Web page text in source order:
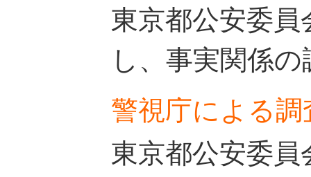
東京都公安委
し、事実関係
警視庁による
東京都公安委